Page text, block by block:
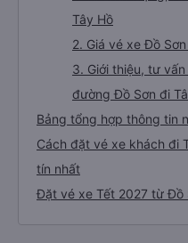
Tây Hồ
2. Giá vé xe Đồ
3. Giới thiệu, tư
đường Đồ Sơn đi
Bảng tổng hợp thông tin
Cách đặt vé xe khách đi
tín nhất
Đặt vé xe Tết 2027 từ Đồ